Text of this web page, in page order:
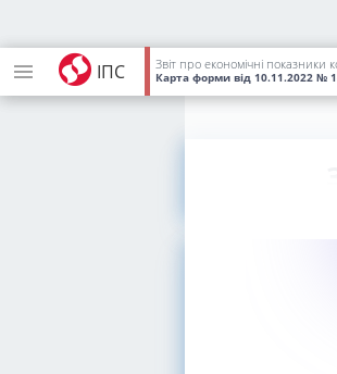
ІПС Звіт про економічні показники
Карта форми від 10.11.2022 №